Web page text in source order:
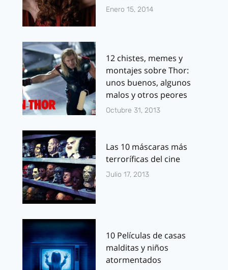
Enero 15, 2014
12 chistes, memes y
montajes sobre Thor:
unos buenos, algunos
malos y otros peores
Octubre 31, 2013
Las 10 máscaras más
terroríficas del cine
Julio 17, 2013
10 Películas de casas
malditas y niños
atormentados